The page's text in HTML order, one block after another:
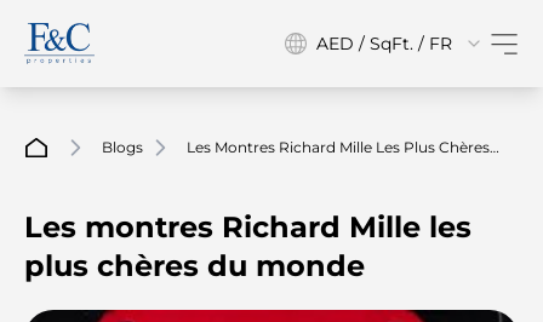
AED / SqFt. / FR
Blogs
Les Montres Richard Mille Les Plus Chères
Les montres Richard Mille les
plus chères du monde